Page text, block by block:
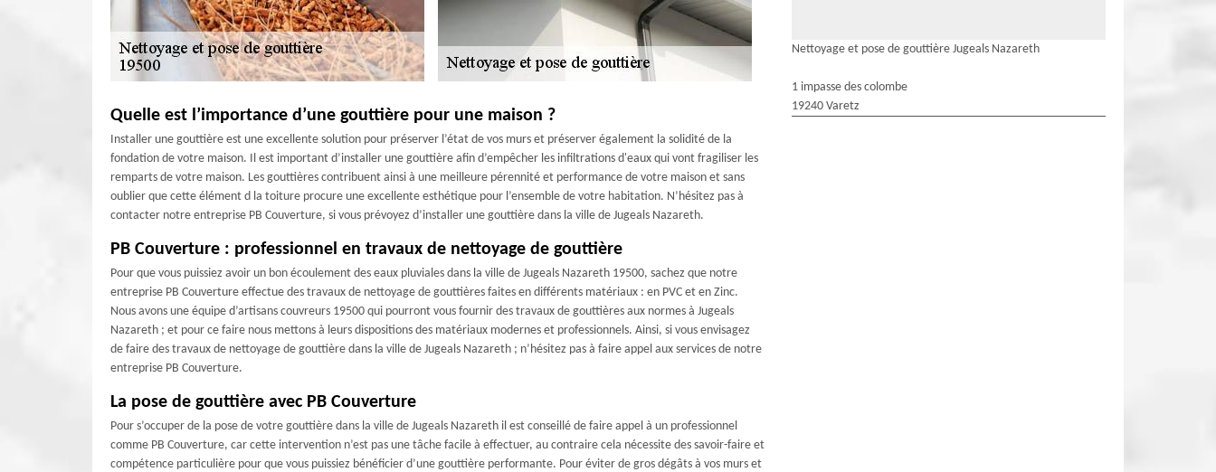
Quelle est l’importance d’une gouttière pour une maison ?
Installer une gouttière est une excellente solution pour préserver l’état de vos murs et préserver également la solidité de la
fondation de votre maison. Il est important d’installer une gouttière afin d’empêcher les infiltrations d'eaux qui vont fragiliser les
remparts de votre maison. Les gouttières contribuent ainsi à une meilleure pérennité et performance de votre maison et sans
oublier que cette élément d la toiture procure une excellente esthétique pour l’ensemble de votre habitation. N’hésitez pas à
contacter notre entreprise PB Couverture, si vous prévoyez d’installer une gouttière dans la ville de Jugeals Nazareth.
PB Couverture : professionnel en travaux de nettoyage de gouttière
Pour que vous puissiez avoir un bon écoulement des eaux pluviales dans la ville de Jugeals Nazareth 19500, sachez que notre
entreprise PB Couverture effectue des travaux de nettoyage de gouttières faites en différents matériaux : en PVC et en Zinc.
Nous avons une équipe d’artisans couvreurs 19500 qui pourront vous fournir des travaux de gouttières aux normes à Jugeals
Nazareth ; et pour ce faire nous mettons à leurs dispositions des matériaux modernes et professionnels. Ainsi, si vous envisagez
de faire des travaux de nettoyage de gouttière dans la ville de Jugeals Nazareth ; n’hésitez pas à faire appel aux services de notre
entreprise PB Couverture.
La pose de gouttière avec PB Couverture
Pour s’occuper de la pose de votre gouttière dans la ville de Jugeals Nazareth il est conseillé de faire appel à un professionnel
comme PB Couverture, car cette intervention n’est pas une tâche facile à effectuer, au contraire cela nécessite des savoir-faire et
compétence particulière pour que vous puissiez bénéficier d’une gouttière performante. Pour éviter de gros dégâts à vos murs et
Nettoyage et pose de gouttière Jugeals Nazareth
1 impasse des colombe
19240 Varetz